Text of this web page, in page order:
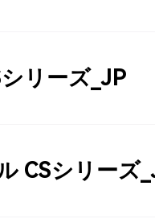
リーズ_JP
CSシリーズ